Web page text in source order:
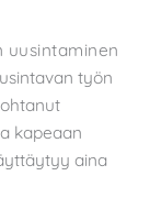
uusintaminen
työn
kapeaan
aina